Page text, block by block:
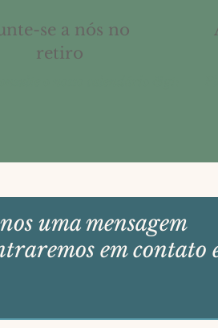
se a nós no
retiro
uma mensagem
em contato